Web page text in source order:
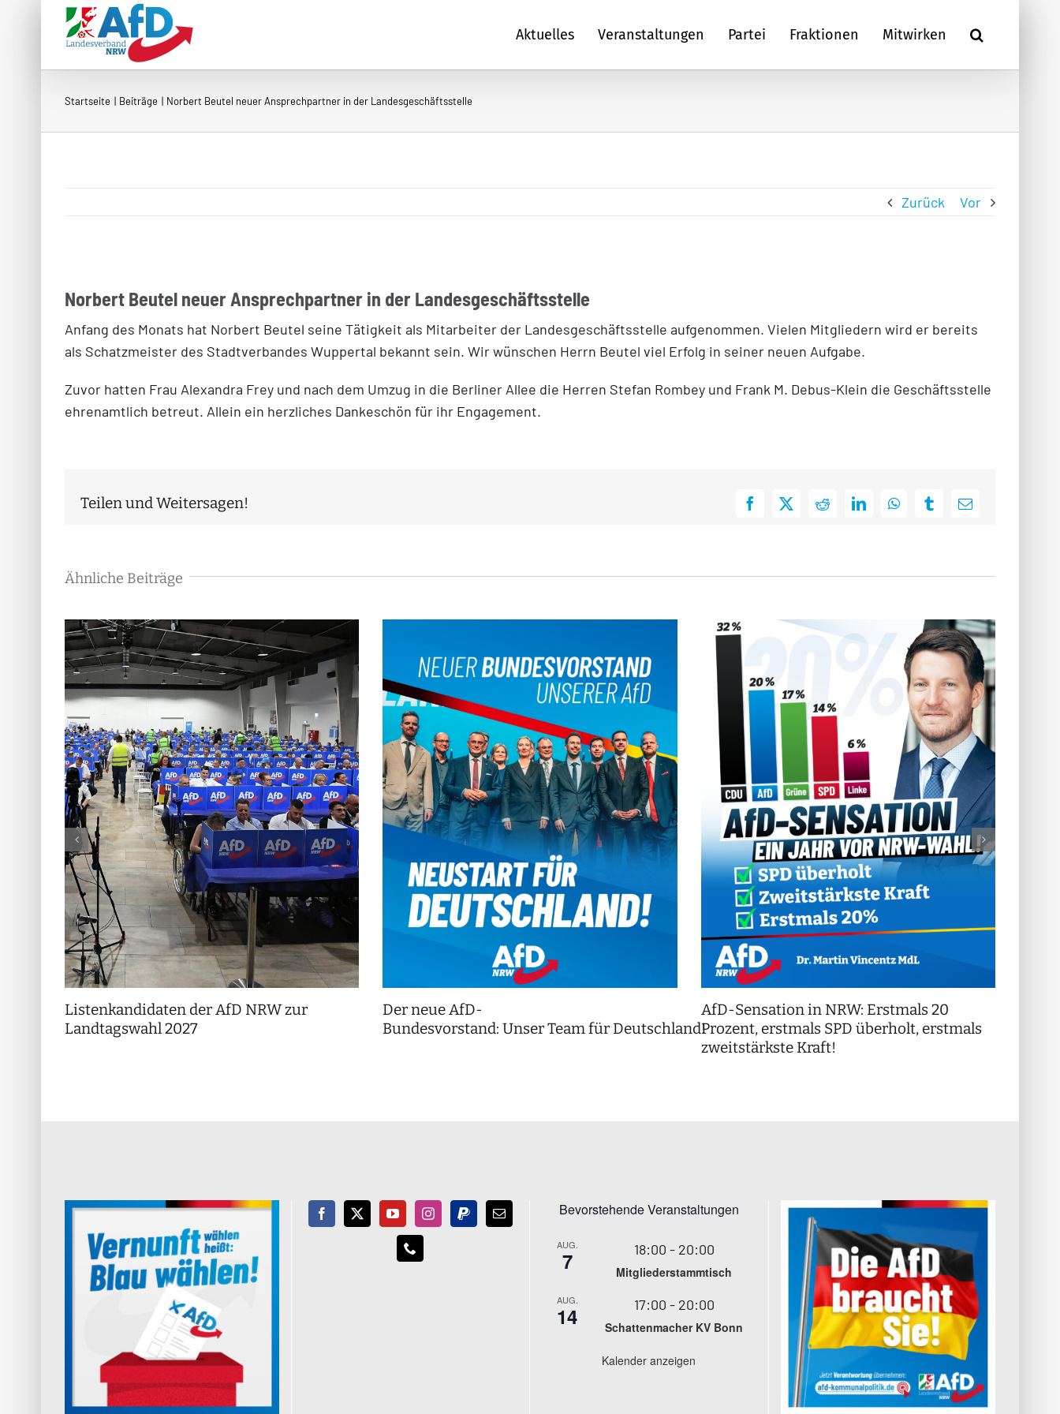
Aktuelles Veranstaltungen Partei Fraktionen Mitwirken
Startseite Beiträge Norbert Beutel neuer Ansprechpartner in der Landesgeschäftsstelle
Zurück Vor
Norbert Beutel neuer Ansprechpartner in der Landesgeschäftsstelle
Anfang des Monats hat Norbert Beutel seine Tätigkeit als Mitarbeiter der Landesgeschäftsstelle aufgenommen. Vielen Mitgliedern wird er bereits
als Schatzmeister des Stadtverbandes Wuppertal bekannt sein. Wir wünschen Herrn Beutel viel Erfolg in seiner neuen Aufgabe.
Zuvor hatten Frau Alexandra Frey und nach dem Umzug in die Berliner Allee die Herren Stefan Rombey und Frank M. Debus-Klein die Geschäftsstelle
ehrenamtlich betreut. Allein ein herzliches Dankeschön für ihr Engagement.
Teilen und Weitersagen! Facebook
X RedditLinkedInWhatsAppTumblrE-
Ähnliche Beiträge
Listenkandidaten der AfD NRW zur
Landtagswahl 2027
Der neue AfD-
Bundesvorstand: Unser Team für Deutschland!
AfD-Sensation in NRW: Erstmals 20
Prozent, erstmals SPD überholt, erstmals
zweitstärkste Kraft!
Bevorstehende Veranstaltungen
AUG.
7 18:00 - 20:00
Mitgliederstammtisch
AUG.
14 17:00 - 20:00
Schattenmacher KV Bonn
Kalender anzeigen